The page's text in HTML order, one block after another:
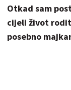
Otkad sam
cijeli život
posebno